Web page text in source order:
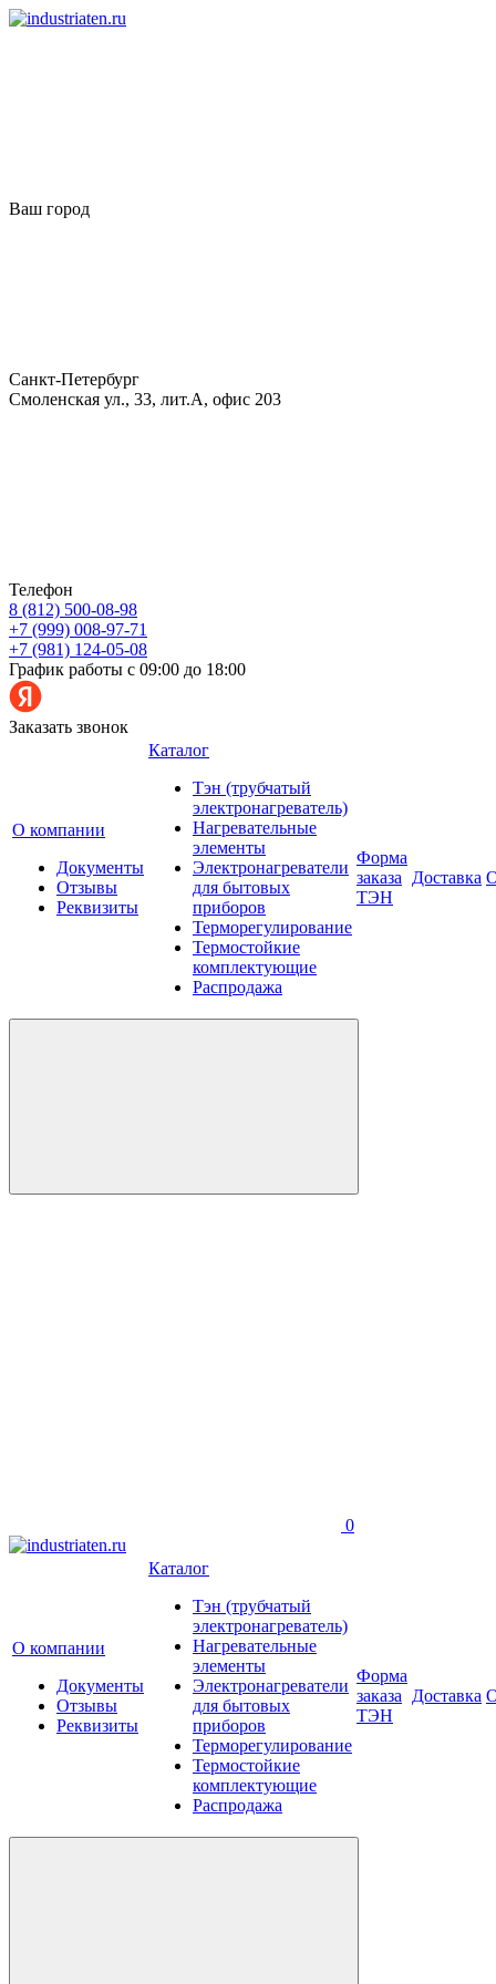
Ваш город
Санкт-Петербург
Смоленская ул., 33, лит.А, офис 203
Телефон
8 (812) 500-08-98
+7 (999) 008-97-71
+7 (981) 124-05-08
График работы с 09:00 до 18:00
Заказать звонок
О компании
Документы
Отзывы
Реквизиты
Каталог
Тэн (трубчатый
электронагреватель)
Нагревательные
элементы
Электронагреватели
для бытовых
приборов
Терморегулирование
Термостойкие
комплектующие
Распродажа
Форма
заказа
ТЭН
Доставка
0
О компании
Документы
Отзывы
Реквизиты
Каталог
Тэн (трубчатый
электронагреватель)
Нагревательные
элементы
Электронагреватели
для бытовых
приборов
Терморегулирование
Термостойкие
комплектующие
Распродажа
Форма
заказа
ТЭН
Доставка